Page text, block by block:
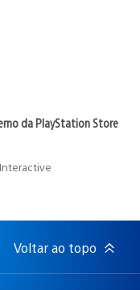
da PlayStation Store
Voltar ao topo